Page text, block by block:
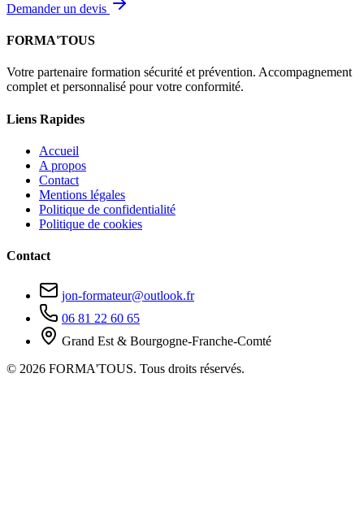
Demander un devis
FORMA'TOUS
Votre partenaire formation sécurité et prévention. Accompagnement
complet et personnalisé pour votre conformité.
Liens Rapides
Accueil
A propos
Contact
Mentions légales
Politique de confidentialité
Politique de cookies
Contact
jon-formateur@outlook.fr
06 81 22 60 65
Grand Est & Bourgogne-Franche-Comté
© 2026 FORMA'TOUS. Tous droits réservés.